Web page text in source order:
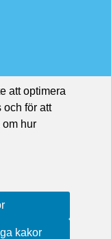
att optimera
för att
om hur
kakor